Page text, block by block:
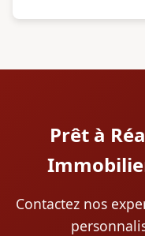
Prêt à
Contactez nos